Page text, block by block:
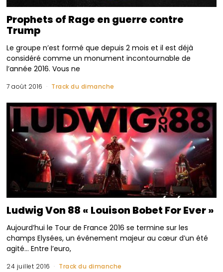
Prophets of Rage en guerre contre
Trump
Le groupe n’est formé que depuis 2 mois et il est déjà
considéré comme un monument incontournable de
l’année 2016. Vous ne
7 août 2016 Track du dimanche
Ludwig Von 88 « Louison Bobet For Ever »
Aujourd’hui le Tour de France 2016 se termine sur les
champs Elysées, un événement majeur au cœur d’un été
agité… Entre l’euro,
24 juillet 2016 Track du dimanche